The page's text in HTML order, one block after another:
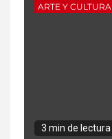
ARTE Y CULTURA
3 min de lectura